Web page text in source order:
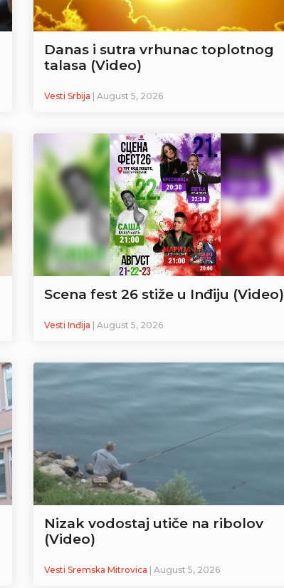
Danas i sutra vrhunac toplotnog
talasa (Video)
Vesti Srbija | August 5, 2026
Scena fest 26 stiže u Inđiju (Video)
Vesti Inđija | August 5, 2026
Nizak vodostaj utiče na ribolov
(Video)
Vesti Sremska Mitrovica | August 5, 2026